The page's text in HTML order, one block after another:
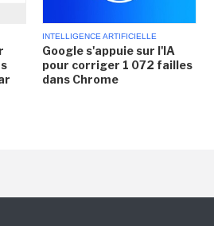
INTELLIGENCE ARTIFICIELLE
Google s'appuie sur l'IA
pour corriger 1 072 failles
dans Chrome